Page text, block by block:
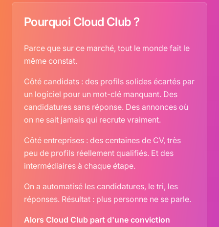
Pourquoi Cloud Club ?
Parce que sur ce marché, tout le monde fait le
même constat.
Côté candidats : des profils solides écartés par
un logiciel pour un mot-clé manquant. Des
candidatures sans réponse. Des annonces où
on ne sait jamais qui recrute vraiment.
Côté entreprises : des centaines de CV, très
peu de profils réellement qualifiés. Et des
intermédiaires à chaque étape.
On a automatisé les candidatures, le tri, les
réponses. Résultat : plus personne ne se parle.
Alors Cloud Club part d'une conviction